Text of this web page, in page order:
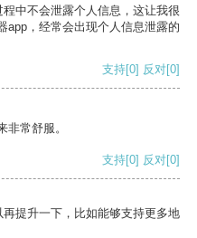
中不会泄露个人信息，这让我很
app，经常会出现个人信息泄露的
支持[0] 反对[0]
常舒服。
支持[0] 反对[0]
提升一下，比如能够支持更多地